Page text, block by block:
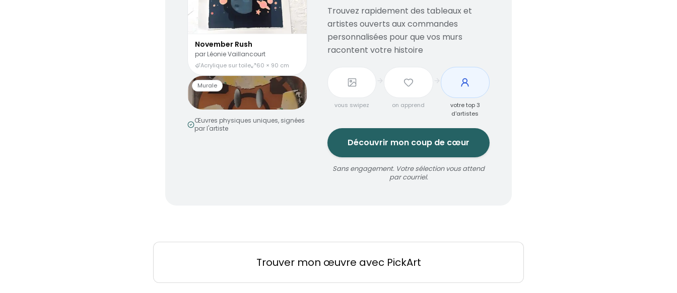
November Rush
par Léonie Vaillancourt
Acrylique sur toile 60 × 90 cm
Murale
Œuvres physiques uniques, signées
par l'artiste
Trouvez rapidement des tableaux et
artistes ouverts aux commandes
personnalisées pour que vos murs
racontent votre histoire
vous swipez on apprend
votre top 3
d'artistes
Découvrir mon coup de cœur
Sans engagement. Votre sélection vous attend
par courriel.
Trouver mon œuvre avec PickArt